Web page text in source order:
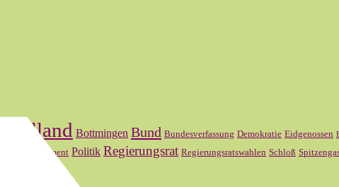
Baselland Bottmingen Bund Bundesverfassung Demokratie Eidgenossen
Parlament Politik Regierungsrat Regierungsratswahlen Schloß